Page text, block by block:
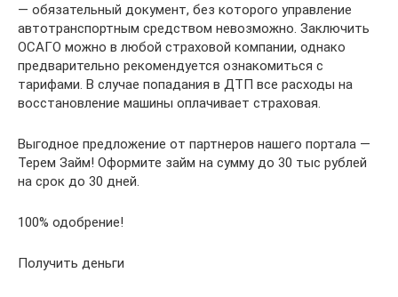
— обязательный документ, без которого управление
автотранспортным средством невозможно. Заключить
ОСАГО можно в любой страховой компании, однако
предварительно рекомендуется ознакомиться с
тарифами. В случае попадания в ДТП все расходы на
восстановление машины оплачивает страховая.
Выгодное предложение от партнеров нашего портала —
Терем Займ! Оформите займ на сумму до 30 тыс рублей
на срок до 30 дней.
100% одобрение!
Получить деньги